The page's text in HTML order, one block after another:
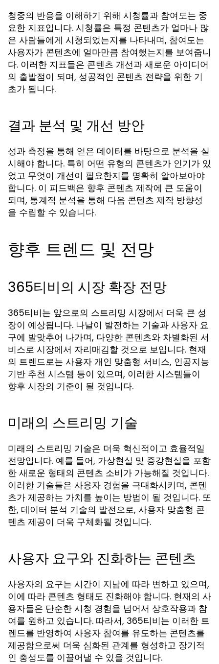
청중의 반응을 이해하기 위해 시청률과 참여도는 중
요한 지표입니다. 시청률은 특정 콘텐츠가 얼마나 많
은 사람들에게 시청되었는지를 나타내며, 참여도는
사용자가 콘텐츠에 얼마만큼 참여했는지를 보여줍니
다. 이러한 지표들은 콘텐츠 개선과 새로운 아이디어
의 출발점이 되며, 성공적인 콘텐츠 전략을 위한 기
초가 됩니다.
결과 분석 및 개선 방안
성과 측정을 통해 얻은 데이터를 바탕으로 분석을 실
시해야 합니다. 특히 어떤 유형의 콘텐츠가 인기가 있
었고 무엇이 개선이 필요한지를 명확히 알아보아야
합니다. 이 피드백은 향후 콘텐츠 제작에 큰 도움이
되며, 통계적 분석을 통해 다음 콘텐츠 제작 방향성
을 수립할 수 있습니다.
향후 트렌드 및 전망
365티비의 시장 확장 전망
365티비는 앞으로의 스트리밍 시장에서 더욱 큰 성
장이 예상됩니다. 나날이 발전하는 기술과 사용자 요
구에 발맞추어 나가며, 다양한 콘텐츠와 차별화된 서
비스로 시장에서 자리매김할 것으로 보입니다. 현재
의 트렌드로는 사용자 개인 맞춤형 서비스, 인공지능
기반 추천 시스템 등이 있으며, 이러한 시스템들이
향후 시장의 기준이 될 것입니다.
미래의 스트리밍 기술
미래의 스트리밍 기술은 더욱 혁신적이고 효율적일
전망입니다. 예를 들어, 가상현실 및 증강현실을 포함
한 새로운 형태의 콘텐츠 소비가 가능해질 것입니다.
이러한 기술들은 사용자 경험을 극대화시키며, 콘텐
츠가 제공하는 가치를 높이는 방법이 될 것입니다. 또
한, 데이터 분석 기술의 발전으로, 사용자 맞춤형 콘
텐츠 제공이 더욱 구체화될 것입니다.
사용자 요구와 진화하는 콘텐츠
사용자의 요구는 시간이 지남에 따라 변하고 있으며,
이에 따라 콘텐츠 형태도 진화해야 합니다. 현재의 사
용자들은 단순한 시청 경험을 넘어서 상호작용과 참
여를 원하고 있습니다. 따라서, 365티비는 이러한 트
렌드를 반영하여 사용자 참여를 유도하는 콘텐츠를
제공함으로써 더욱 심화된 관계를 형성하고 장기적
인 충성도를 이끌어낼 수 있을 것입니다.